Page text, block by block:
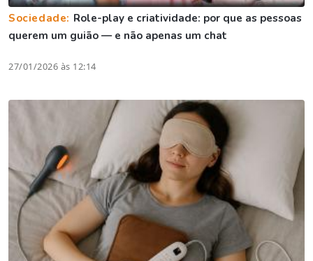
Sociedade: Role-play e criatividade: por que as pessoas
querem um guião — e não apenas um chat
27/01/2026 às 12:14